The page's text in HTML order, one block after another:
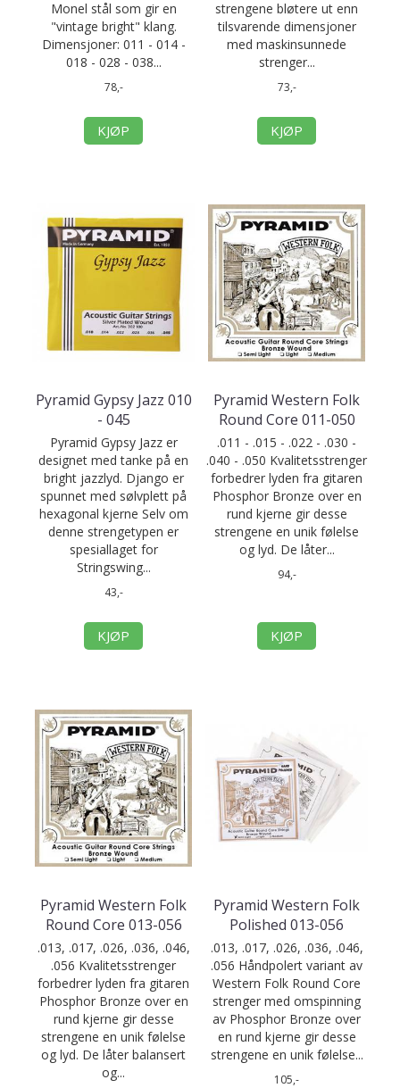
Monel stål som gir en
"vintage bright" klang.
Dimensjoner: 011 - 014 -
018 - 028 - 038...
78,-
KJØP
strengene bløtere ut enn
tilsvarende dimensjoner
med maskinsunnede
strenger...
73,-
KJØP
Pyramid Gypsy Jazz 010
- 045
Pyramid Gypsy Jazz er
designet med tanke på en
bright jazzlyd. Django er
spunnet med sølvplett på
hexagonal kjerne Selv om
denne strengetypen er
spesiallaget for
Stringswing...
43,-
KJØP
Pyramid Western Folk
Round Core 011-050
.011 - .015 - .022 - .030 -
.040 - .050 Kvalitetsstrenger
forbedrer lyden fra gitaren
Phosphor Bronze over en
rund kjerne gir desse
strengene en unik følelse
og lyd. De låter...
94,-
KJØP
Pyramid Western Folk
Round Core 013-056
.013, .017, .026, .036, .046,
.056 Kvalitetsstrenger
forbedrer lyden fra gitaren
Phosphor Bronze over en
rund kjerne gir desse
strengene en unik følelse
og lyd. De låter balansert
og...
Pyramid Western Folk
Polished 013-056
.013, .017, .026, .036, .046,
.056 Håndpolert variant av
Western Folk Round Core
strenger med omspinning
av Phosphor Bronze over
en rund kjerne gir desse
strengene en unik følelse...
105,-